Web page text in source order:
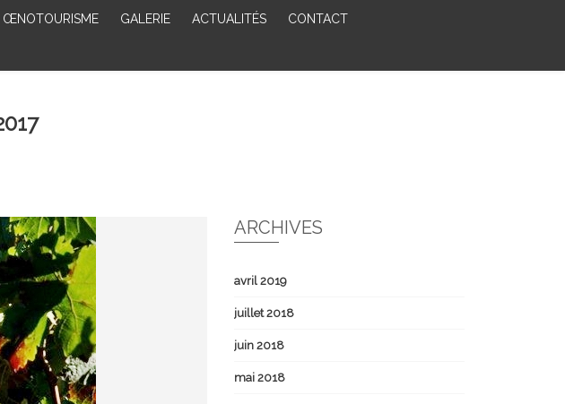
ŒNOTOURISME GALERIE ACTUALITÉS
CONTACT
ARCHIVES
avril 2019
juillet 2018
juin 2018
mai 2018